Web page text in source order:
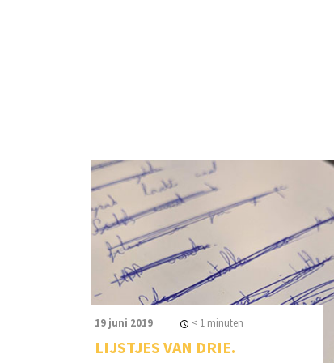
19 juni 2019 < 1 minuten
LIJSTJES VAN DRIE.